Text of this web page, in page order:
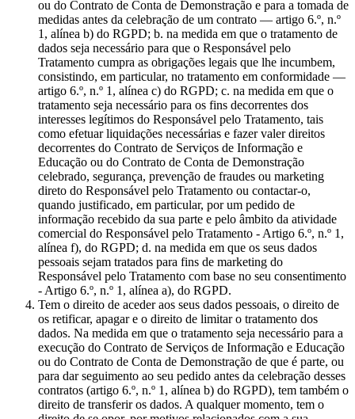
ou do Contrato de Conta de Demonstração e para a tomada de
medidas antes da celebração de um contrato — artigo 6.º, n.º
1, alínea b) do RGPD; b. na medida em que o tratamento de
dados seja necessário para que o Responsável pelo
Tratamento cumpra as obrigações legais que lhe incumbem,
consistindo, em particular, no tratamento em conformidade —
artigo 6.º, n.º 1, alínea c) do RGPD; c. na medida em que o
tratamento seja necessário para os fins decorrentes dos
interesses legítimos do Responsável pelo Tratamento, tais
como efetuar liquidações necessárias e fazer valer direitos
decorrentes do Contrato de Serviços de Informação e
Educação ou do Contrato de Conta de Demonstração
celebrado, segurança, prevenção de fraudes ou marketing
direto do Responsável pelo Tratamento ou contactar-o,
quando justificado, em particular, por um pedido de
informação recebido da sua parte e pelo âmbito da atividade
comercial do Responsável pelo Tratamento - Artigo 6.º, n.º 1,
alínea f), do RGPD; d. na medida em que os seus dados
pessoais sejam tratados para fins de marketing do
Responsável pelo Tratamento com base no seu consentimento
- Artigo 6.º, n.º 1, alínea a), do RGPD.
Tem o direito de aceder aos seus dados pessoais, o direito de
os retificar, apagar e o direito de limitar o tratamento dos
dados. Na medida em que o tratamento seja necessário para a
execução do Contrato de Serviços de Informação e Educação
ou do Contrato de Conta de Demonstração de que é parte, ou
para dar seguimento ao seu pedido antes da celebração desses
contratos (artigo 6.º, n.º 1, alínea b) do RGPD), tem também o
direito de transferir os dados. A qualquer momento, tem o